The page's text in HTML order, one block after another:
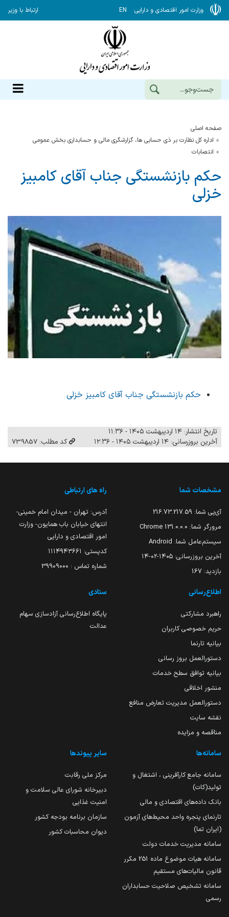
وزارت امور اقتصادی و دارایی EN ارتباط با وزیر
صفحه اصلی
اداره کل نظارت بر ذی حسابی ها، گزارشگری مالی و حسابداری بخش عمومی
انتصابات
حکم بازنشستگی جناب آقای کامبیز
خزلی
حکم بازنشستگی جناب آقای کامبیز خزلی
تاریخ انتشار: ۱۴ اردیبهشت ۱۴۰۵ - ۱۱:۳۶
آخرین بروزرسانی: ۱۴ اردیبهشت ۱۴۰۵ - ۱۲:۳۶
کد مطلب: 739857
مشخصات شما
آی‌پی شما: 216.73.217.59
مرورگر شما: 131.0.0.0 Chrome
سیستم‌عامل شما: Android
آخرین بروزرسانی: ۱۴۰۵-۰۲-۱۴
بازدید: 167
راه های ارتباطی
آدرس: تهران - میدان امام خمینی-
انتهای خیابان باب همایون- وزارت
امور اقتصادی و دارایی
کدپستی: ۱۱۱۴۹۴۳۶۶۱
شماره تماس : 39909000
اطلاع‌رسانی
راهبرد مشارکتی
حریم خصوصی کاربران
بیانیه تارنما
دستورالعمل بروز رسانی
بیانیه توافق سطح خدمات
منشور اخلاقی
دستورالعمل مدیریت تعارض منافع
نقشه سایت
مناقصه و مزایده
ستادی
پایگاه اطلاع‌رسانی آزادسازی سهام
عدالت
سامانه‌ها
سامانه جامع کارآفرینی ، اشتغال و
تولید(کات)
بانک داده‌های اقتصادی و مالی
تارنمای پنجره واحد محیط‌های آزمون
(ایران تما)
سامانه مدیریت خدمات دولت
سامانه هیات موضوع ماده 251 مکرر
قانون مالیات‌های مستقیم
سامانه تشخیص صلاحیت حسابداران
رسمی
سایر پیوندها
مرکز ملی رقابت
دبیرخانه شورای عالی سلامت و
امنیت غذایی
سازمان برنامه بودجه کشور
دیوان محاسبات کشور